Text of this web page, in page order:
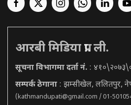
आरबी मिडिया प्रा. ली.
सूचना विभागमा दर्ता नं. :
सम्पर्क ठेगाना : झम्सीखेल, ललितपुर,
(kathmandupati@gmail.com / 01-